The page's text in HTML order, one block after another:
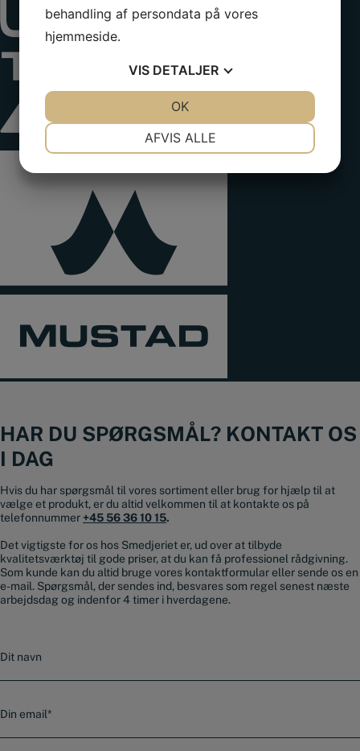
HAR DU SPØRGSMÅL? KONTAKT OS
I DAG
Hvis du har spørgsmål til vores sortiment eller brug for hjælp til at
vælge et produkt, er du altid velkommen til at kontakte os på
telefonnummer +45 56 36 10 15.
Det vigtigste for os hos Smedjeriet er, ud over at tilbyde
kvalitetsværktøj til gode priser, at du kan få professionel rådgivning.
Som kunde kan du altid bruge vores kontaktformular eller sende os en
e-mail. Spørgsmål, der sendes ind, besvares som regel senest næste
arbejdsdag og indenfor 4 timer i hverdagene.
a
-
behandling af persondata på vores
hjemmeside.
VIS DETALJER
MARKETING
AFVIS ALLE
OK